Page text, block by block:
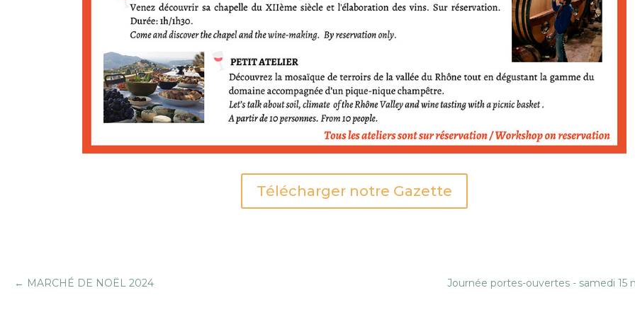
Télécharger notre Gazette
← MARCHÉ DE NOËL 2024 Journée portes-ouvertes - samedi 15